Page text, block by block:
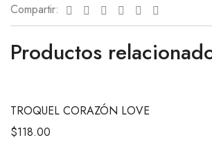
Compartir:
Facebook
TwitterLinkedinGoogle+Pinterest
Productos
TROQUEL CORAZÓN LOVE
$118.00